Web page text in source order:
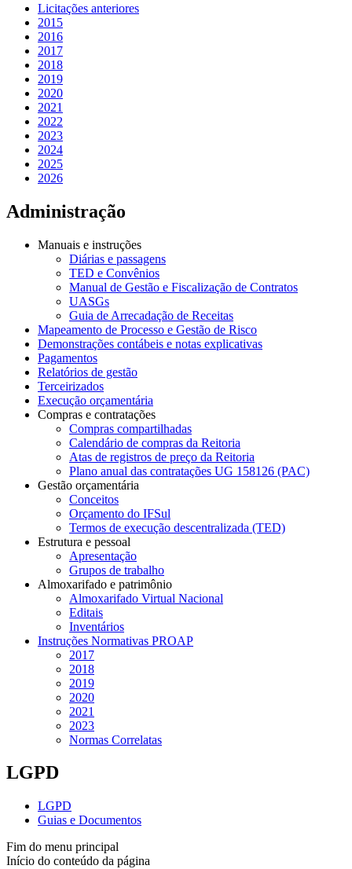
Licitações anteriores
2015
2016
2017
2018
2019
2020
2021
2022
2023
2024
2025
2026
Administração
Manuais e instruções
Diárias e passagens
TED e Convênios
Manual de Gestão e Fiscalização de Contratos
UASGs
Guia de Arrecadação de Receitas
Mapeamento de Processo e Gestão de Risco
Demonstrações contábeis e notas explicativas
Pagamentos
Relatórios de gestão
Terceirizados
Execução orçamentária
Compras e contratações
Compras compartilhadas
Calendário de compras da Reitoria
Atas de registros de preço da Reitoria
Plano anual das contratações UG 158126 (PAC)
Gestão orçamentária
Conceitos
Orçamento do IFSul
Termos de execução descentralizada (TED)
Estrutura e pessoal
Apresentação
Grupos de trabalho
Almoxarifado e patrimônio
Almoxarifado Virtual Nacional
Editais
Inventários
Instruções Normativas PROAP
2017
2018
2019
2020
2021
2023
Normas Correlatas
LGPD
LGPD
Guias e Documentos
Fim do menu principal
Início do conteúdo da página